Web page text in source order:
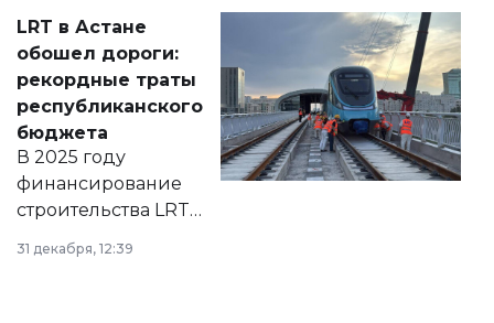
документ
появился в базе
нормативных
правовых актов и
на сайте маслихат
города.
LRT в Астане
обошел дороги:
рекордные траты
республиканского
бюджета
В 2025 году
финансирование
строительства LRT
в Астане из
республиканского
31 декабря, 12:39